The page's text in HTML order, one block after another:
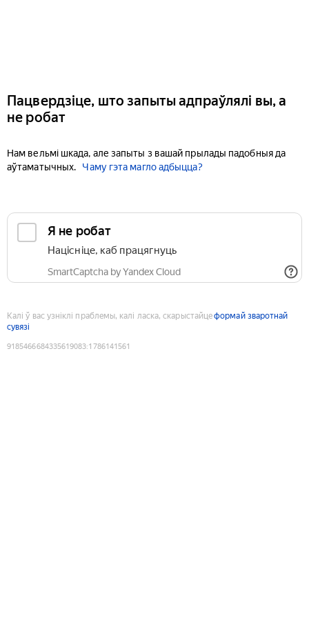
Пацвердзіце, што запыты адпраўлялі вы, а
не робат
Нам вельмі шкада, але запыты з вашай прылады падобныя да
аўтаматычных.
Чаму гэта магло адбыцца?
Я не робат
Націсніце, каб працягнуць
SmartCaptcha by Yandex Cloud
Калі ў вас узніклі праблемы, калі ласка, скарыстайцеформай зваротнай
сувязі
9185466684335619083:1786141561